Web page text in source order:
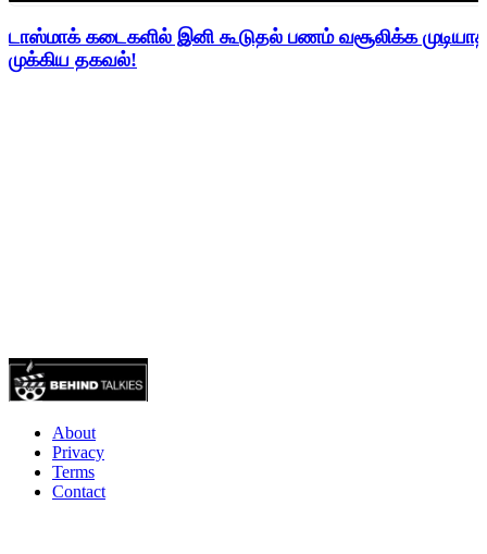
டாஸ்மாக் கடைகளில் இனி கூடுதல் பணம் வசூலிக்க
முக்கிய தகவல்!
About
Privacy
Terms
Contact